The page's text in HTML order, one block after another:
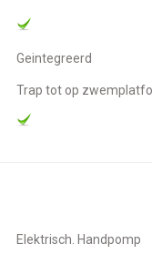
Geintegreerd
Trap tot op
Elektrisch. Handpomp